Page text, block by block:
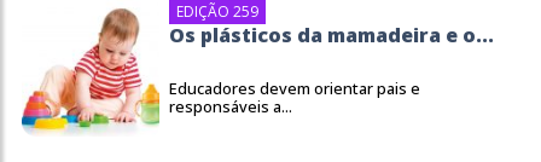
EDIÇÃO 259
Os plásticos da mamadeira e o...
Educadores devem orientar pais e
responsáveis a...